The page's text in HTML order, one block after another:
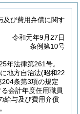
及び費用弁償に関す
令和元年9月27日
条例第10号
年法律第261号。
地方自治法(昭和22
条第3項の規定
会計年度任用職員
給与及び費用弁償